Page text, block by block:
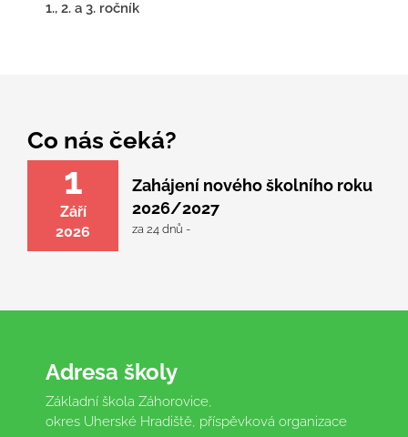
1., 2. a 3. ročník
Co nás čeká?
1
Září
2026
Zahájení nového školního roku
2026/2027
za 24 dnů -
Adresa školy
Základní škola Záhorovice,
okres Uherské Hradiště, příspěvková organizace